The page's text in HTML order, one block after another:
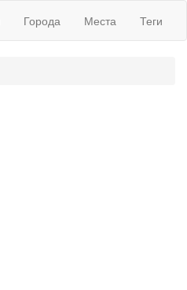
Города Места Теги